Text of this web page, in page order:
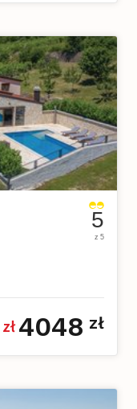
5
z 5
zł 4048 zł